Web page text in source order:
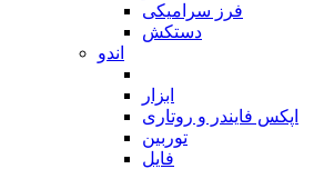
فرز سرامیکی
دستکش
اندو
ابزار
اپکس فایندر و روتاری
توربین
فایل